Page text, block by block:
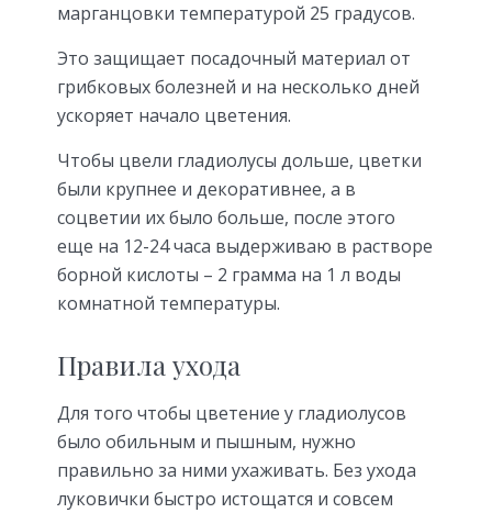
марганцовки температурой 25 градусов.
Это защищает посадочный материал от
грибковых болезней и на несколько дней
ускоряет начало цветения.
Чтобы цвели гладиолусы дольше, цветки
были крупнее и декоративнее, а в
соцветии их было больше, после этого
еще на 12-24 часа выдерживаю в растворе
борной кислоты – 2 грамма на 1 л воды
комнатной температуры.
Правила ухода
Для того чтобы цветение у гладиолусов
было обильным и пышным, нужно
правильно за ними ухаживать. Без ухода
луковички быстро истощатся и совсем